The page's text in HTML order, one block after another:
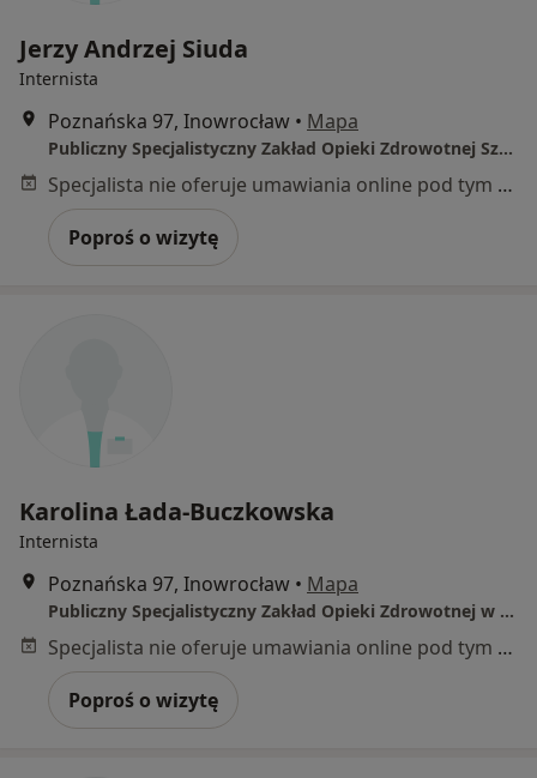
Jerzy Andrzej Siuda
Internista
Poznańska 97, Inowrocław • Mapa
Publiczny Specjalistyczny Zakład Opieki Zdrowotnej Szpital Powiatowy im. dra. L. Błażka
Specjalista nie oferuje umawiania online pod tym adresem.
Poproś o wizytę
Karolina Łada-Buczkowska
Internista
Poznańska 97, Inowrocław • Mapa
Publiczny Specjalistyczny Zakład Opieki Zdrowotnej w Inowrocławiu - Szpital Powiatowy im. dr Ludwika Błażka - I Oddział Wewnętrzny i Gastroenterologiczny
Specjalista nie oferuje umawiania online pod tym adresem.
Poproś o wizytę